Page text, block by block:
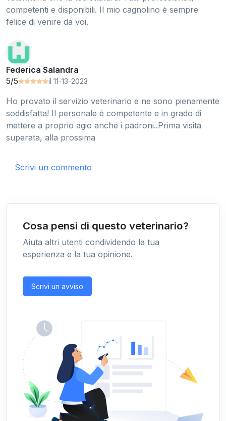
competenti e disponibili. Il mio cagnolino è sempre
felice di venire da voi.
Federica Salandra
5/5
il 11-13-2023
Ho provato il servizio veterinario e ne sono pienamente
soddisfatta! Il personale è competente e in grado di
mettere a proprio agio anche i padroni..Prima visita
superata, alla prossima
Scrivi un commento
Cosa pensi di questo veterinario?
Aiuta altri utenti condividendo la tua
esperienza e la tua opinione.
Scrivi un avviso